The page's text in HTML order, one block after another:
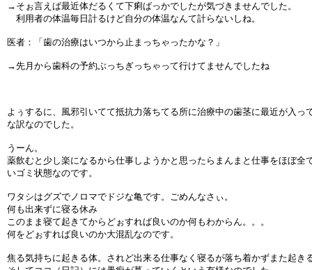
→そぉ言えば最近体だるくて下痢ばっかでしたが気づきませんでした。
利用者の体温毎日計るけど自分の体温なんて計らないしね。
医者：「歯の治療はいつから止まっちゃったかな？」
→先月から歯科の予約ぶっちぎっちゃって行けてませんでしたね
よぅするに、風邪引いてて抵抗力落ちてる所に治療中の歯茎に最近が入っ
な訳なのでした。
うーん。
薬飲むと少し楽になるから仕事しようかと思ったらまんまと仕事をほぼ全
いゴミ状態なのです。
ワタシはグズでノロマでドジな亀です。ごめんなさぃ。
何も出来ずに寝る休み
このまま寝て起きてからどぉすれば良いのか何もわからん。。。
何をどぉすれば良いのか大混乱なのです。
焦る気持ちに起きる体。されど出来る仕事なく寝るが落ち着かずまた起き